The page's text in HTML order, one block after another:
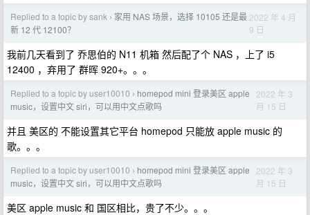
Replied to a topic by sank › 家用 NAS 场景，选择 10105 还是最
新 12 代 12100？
2022 年 4 月
9 日
我前几天看到了 乔思伯的 N11 机箱 然后配了个 NAS ，上了 i5
12400 ，弃用了 群晖 920+。。。
Replied to a topic by user10010 › homepod mini 登录美区 apple
music，设置中文 siri，可以用中文点歌吗
2022 年 3
月 15 日
并且 美区的 不能设置其它平台 homepod 只能放 apple music 的
歌。。。
Replied to a topic by user10010 › homepod mini 登录美区 apple
music，设置中文 siri，可以用中文点歌吗
2022 年 3
月 15 日
美区 apple music 和 国区相比，贵了不少。。。